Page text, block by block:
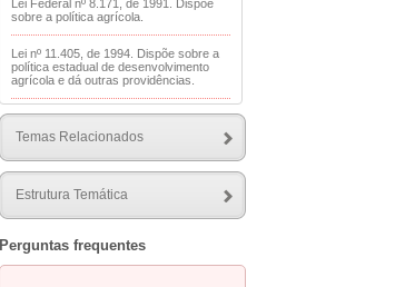
Lei Federal nº 8.171, de 1991. Dispõe
sobre a política agrícola.
Lei nº 11.405, de 1994. Dispõe sobre a
política estadual de desenvolvimento
agrícola e dá outras providências.
Lei Federal nº 12.805, de 2013. Institui a
Política Nacional de Integração Lavoura-
Pecuária-Floresta e altera a Lei nº
Lei Federal nº 14.475, de 2022. Institui a
Agricultura e Pecuária de Precisão para
recursos e insumos de produção, de
Temas Relacionados
Estrutura Temática
Perguntas frequentes